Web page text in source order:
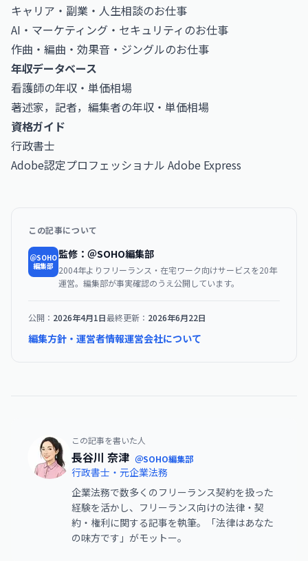
キャリア・副業・人生相談のお仕事
AI・マーケティング・セキュリティのお仕事
作曲・編曲・効果音・ジングルのお仕事
年収データベース
看護師の年収・単価相場
著述家，記者，編集者の年収・単価相場
資格ガイド
行政書士
Adobe認定プロフェッショナル Adobe Express
この記事について
＠SOHO
編集部
監修：＠SOHO編集部
2004年よりフリーランス・在宅ワーク向けサービスを20年
運営。編集部が事実確認のうえ公開しています。
公開： 2026年4月1日最終更新： 2026年6月22日
編集方針・運営者情報運営会社について
この記事を書いた人
長谷川 奈津 ＠SOHO編集部
行政書士・元企業法務
企業法務で数多くのフリーランス契約を扱った
経験を活かし、フリーランス向けの法律・契
約・権利に関する記事を執筆。「法律はあなた
の味方です」がモットー。